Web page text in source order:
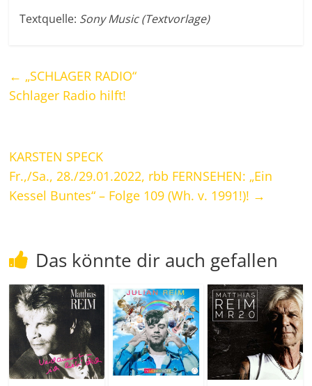
Textquelle: Sony Music (Textvorlage)
← „SCHLAGER RADIO“
Schlager Radio hilft!
KARSTEN SPECK
Fr.,/Sa., 28./29.01.2022, rbb FERNSEHEN: „Ein
Kessel Buntes“ – Folge 109 (Wh. v. 1991!)! →
Das könnte dir auch gefallen